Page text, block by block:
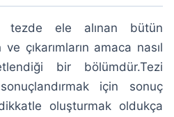
tezde ele alınan bütün
ve çıkarımların amaca nasıl
bir bölümdür.Tezi
için sonuç
oluşturmak oldukça